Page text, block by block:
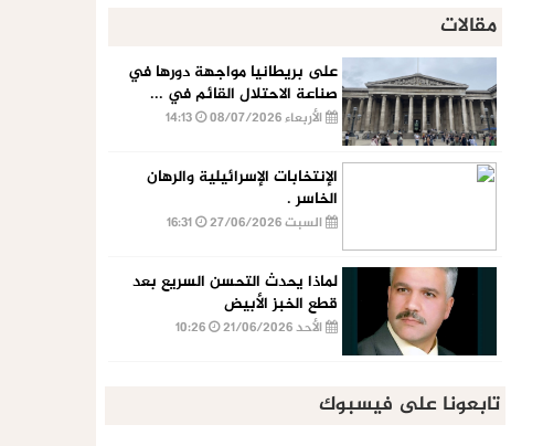
مقالات
على بريطانيا مواجهة دورها في
صناعة الاحتلال القائم في ...
الأربعاء 08/07/2026
الإنتخابات الإسرائيلية والرهان
الخاسر .
السبت 27/06/2026
لماذا يحدث التحسن السريع بعد
قطع الخبز الأبيض
الأحد 21/06/2026
تابعونا على فيسبوك